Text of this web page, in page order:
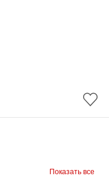
Показать все